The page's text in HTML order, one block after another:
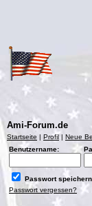
Ami-Forum.de
Startseite | Profil| Neue
Benutzername:
Passwort speichern
Passwort vergessen?